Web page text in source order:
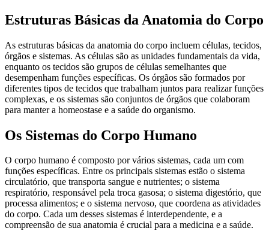
Estruturas Básicas da Anatomia do Corpo
As estruturas básicas da anatomia do corpo incluem células, tecidos,
órgãos e sistemas. As células são as unidades fundamentais da vida,
enquanto os tecidos são grupos de células semelhantes que
desempenham funções específicas. Os órgãos são formados por
diferentes tipos de tecidos que trabalham juntos para realizar funções
complexas, e os sistemas são conjuntos de órgãos que colaboram
para manter a homeostase e a saúde do organismo.
Os Sistemas do Corpo Humano
O corpo humano é composto por vários sistemas, cada um com
funções específicas. Entre os principais sistemas estão o sistema
circulatório, que transporta sangue e nutrientes; o sistema
respiratório, responsável pela troca gasosa; o sistema digestório, que
processa alimentos; e o sistema nervoso, que coordena as atividades
do corpo. Cada um desses sistemas é interdependente, e a
compreensão de sua anatomia é crucial para a medicina e a saúde.